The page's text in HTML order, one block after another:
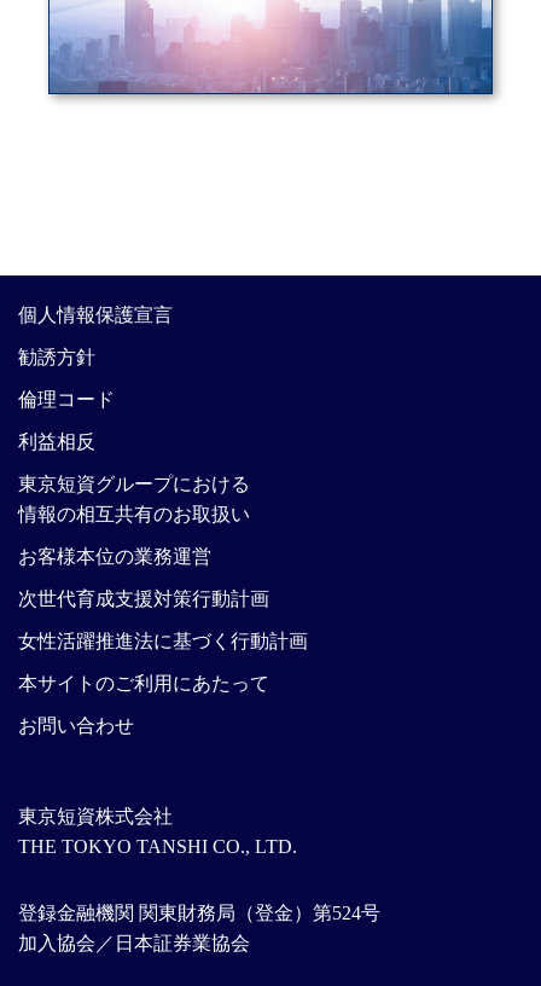
東京短資株式会社
THE TOKYO TANSHI CO., LTD.
登録金融機関 関東財務局（登金）第524号
加入協会／日本証券業協会
個人情報保護宣言
勧誘方針
倫理コード
利益相反
東京短資グループにおける
情報の相互共有のお取扱い
お客様本位の業務運営
次世代育成支援対策行動計画
女性活躍推進法に基づく行動計画
本サイトのご利用にあたって
お問い合わせ